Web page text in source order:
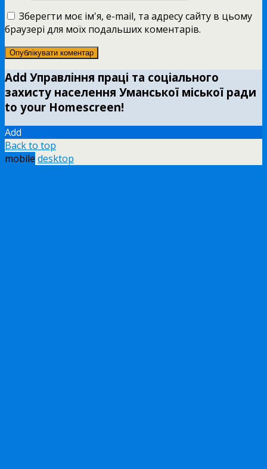
Зберегти моє ім'я, e-mail, та адресу сайту в цьому
браузері для моїх подальших коментарів.
Add Управління праці та соціального
захисту населення Уманської міської ради
to your Homescreen!
Add
Back to top
mobile desktop